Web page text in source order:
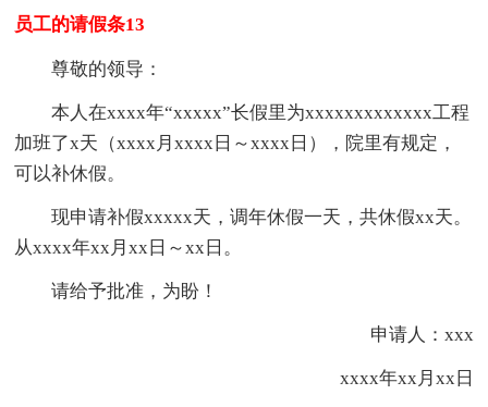
员工的请假条13
尊敬的领导：
本人在xxxx年“xxxxx”长假里为xxxxxxxxxxxxx工程
加班了x天（xxxx月xxxx日～xxxx日），院里有规定，
可以补休假。
现申请补假xxxxx天，调年休假一天，共休假xx天。
从xxxx年xx月xx日～xx日。
请给予批准，为盼！
申请人：xxx
xxxx年xx月xx日